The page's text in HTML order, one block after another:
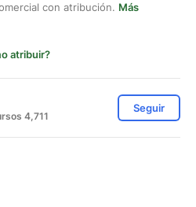
con atribución. Más
atribuir?
4,711
Seguir